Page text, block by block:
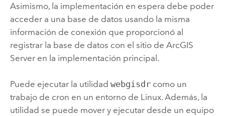
Asimismo, la implementación en espera debe poder
acceder a una base de datos usando la misma
información de conexión que proporcionó al
registrar la base de datos con el sitio de ArcGIS
Serveren la implementación principal.
Puede ejecutar la utilidad webgisdrcomo un
trabajo de cron en un entorno de Linux. Además, la
utilidad se puede mover y ejecutar desde un equipo